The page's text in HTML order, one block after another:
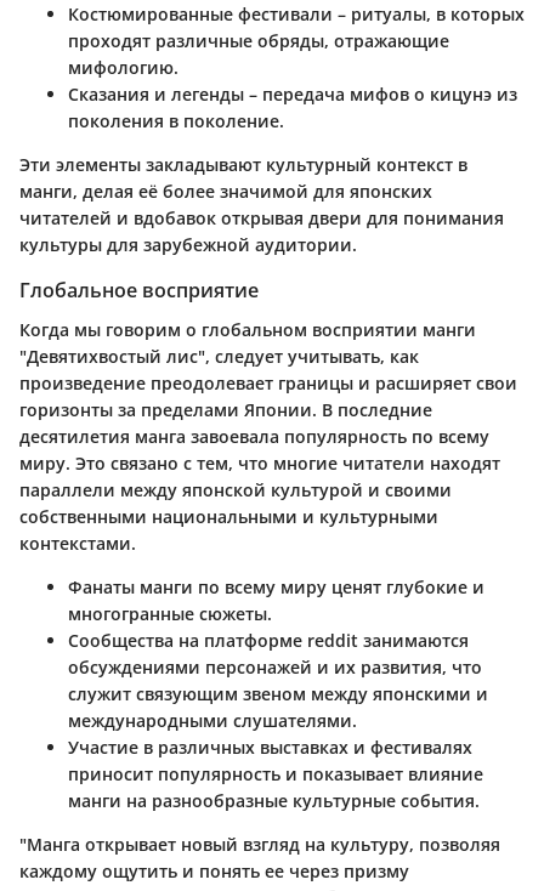
Костюмированные фестивали – ритуалы, в которых
проходят различные обряды, отражающие
мифологию.
Сказания и легенды – передача мифов о кицунэ из
поколения в поколение.
Эти элементы закладывают культурный контекст в
манги, делая её более значимой для японских
читателей и вдобавок открывая двери для понимания
культуры для зарубежной аудитории.
Глобальное восприятие
Когда мы говорим о глобальном восприятии манги
"Девятихвостый лис", следует учитывать, как
произведение преодолевает границы и расширяет свои
горизонты за пределами Японии. В последние
десятилетия манга завоевала популярность по всему
миру. Это связано с тем, что многие читатели находят
параллели между японской культурой и своими
собственными национальными и культурными
контекстами.
Фанаты манги по всему миру ценят глубокие и
многогранные сюжеты.
Сообщества на платформе reddit занимаются
обсуждениями персонажей и их развития, что
служит связующим звеном между японскими и
международными слушателями.
Участие в различных выставках и фестивалях
приносит популярность и показывает влияние
манги на разнообразные культурные события.
"Манга открывает новый взгляд на культуру, позволяя
каждому ощутить и понять ее через призму